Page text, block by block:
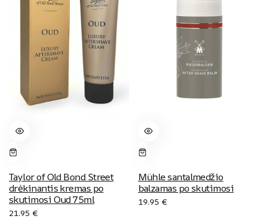
Taylor of Old Bond Street
drėkinantis kremas po
skutimosi Oud 75ml
21.95 €
Mühle santalmedžio
balzamas po skutimosi
19.95 €